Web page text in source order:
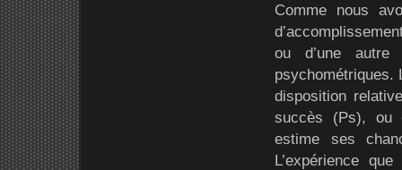
Comme nous
ou d’une
psychométriques.
disposition
succès (Ps), ou
estime ses
L’expérience